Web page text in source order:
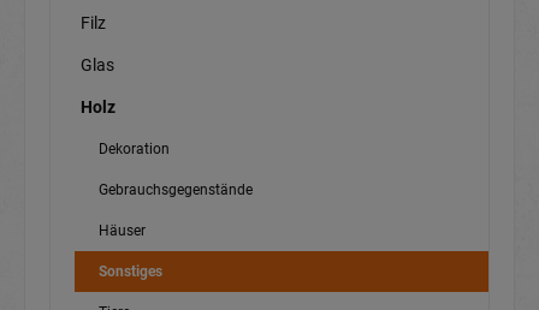
Filz
Glas
Holz
Dekoration
Gebrauchsgegenstände
Häuser
Sonstiges